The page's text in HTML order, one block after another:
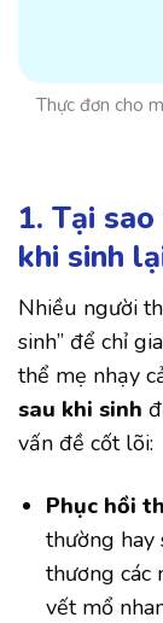
Thực đơn cho
1. Tại
khi sinh
Nhiều người
sinh” để chỉ
thể mẹ nhạy
sau khi sinh
vấn đề cốt lõi:
Phục hồi
thường hay
thương các
vết mổ